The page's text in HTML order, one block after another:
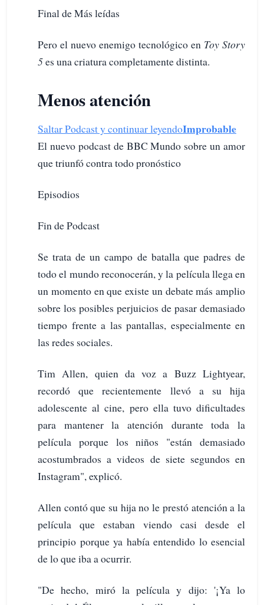
Final de Más leídas
Pero el nuevo enemigo tecnológico en Toy Story
5es una criatura completamente distinta.
Menos atención
Saltar Podcast y continuar leyendoImprobable
El nuevo podcast de BBC Mundo sobre un amor
que triunfó contra todo pronóstico
Episodios
Fin de Podcast
Se trata de un campo de batalla que padres de
todo el mundo reconocerán, y la película llega en
un momento en que existe un debate más amplio
sobre los posibles perjuicios de pasar demasiado
tiempo frente a las pantallas, especialmente en
las redes sociales.
Tim Allen, quien da voz a Buzz Lightyear,
recordó que recientemente llevó a su hija
adolescente al cine, pero ella tuvo dificultades
para mantener la atención durante toda la
película porque los niños "están demasiado
acostumbrados a videos de siete segundos en
Instagram", explicó.
Allen contó que su hija no le prestó atención a la
película que estaban viendo casi desde el
principio porque ya había entendido lo esencial
de lo que iba a ocurrir.
"De hecho, miró la película y dijo: '¡Ya lo